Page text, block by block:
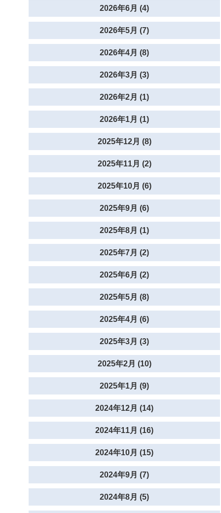
2026年6月 (4)
2026年5月 (7)
2026年4月 (8)
2026年3月 (3)
2026年2月 (1)
2026年1月 (1)
2025年12月 (8)
2025年11月 (2)
2025年10月 (6)
2025年9月 (6)
2025年8月 (1)
2025年7月 (2)
2025年6月 (2)
2025年5月 (8)
2025年4月 (6)
2025年3月 (3)
2025年2月 (10)
2025年1月 (9)
2024年12月 (14)
2024年11月 (16)
2024年10月 (15)
2024年9月 (7)
2024年8月 (5)